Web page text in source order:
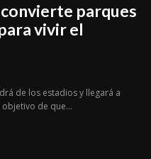
convierte parques
vivir el
de los estadios y llegará a
de que...